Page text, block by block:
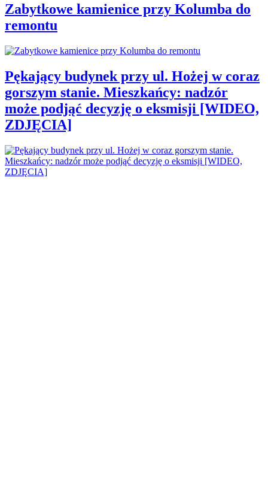
Zabytkowe kamienice przy Kolumba do
remontu
Pękający budynek przy ul. Hożej w coraz
gorszym stanie. Mieszkańcy: nadzór
może podjąć decyzję o eksmisji [WIDEO,
ZDJĘCIA]